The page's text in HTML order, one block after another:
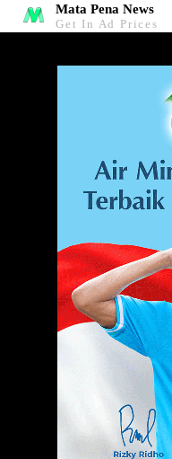
Mata Pena News
Get In Ad Prices